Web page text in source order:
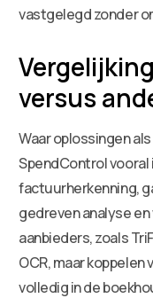
vastgelegd zonder
versus
Waar oplossingen
SpendControl vooral
factuurherkenning,
gedreven analyse
aanbieders, zoals
OCR, maar
volledig in de